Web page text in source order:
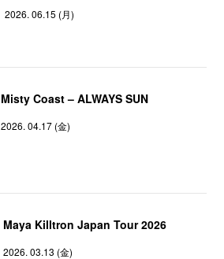
2026. 06.15 (月)
Misty Coast – ALWAYS SUN
2026. 04.17 (金)
Maya Killtron Japan Tour 2026
2026. 03.13 (金)